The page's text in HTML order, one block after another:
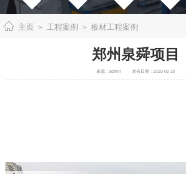
主页＞ 工程案例 ＞ 板材工程案例
郑州泉舜项目
来源：admin 发布日期：2025-02-18